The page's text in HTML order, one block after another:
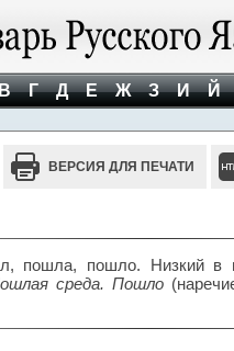
Г Д Е Ж З И Й
ВЕРСИЯ ДЛЯ ПЕЧАТИ
пошла, пошло. Низкий в
среда. Пошло